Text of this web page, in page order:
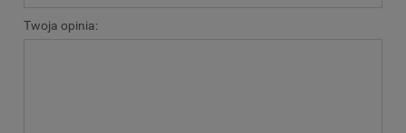
Twoja opinia: